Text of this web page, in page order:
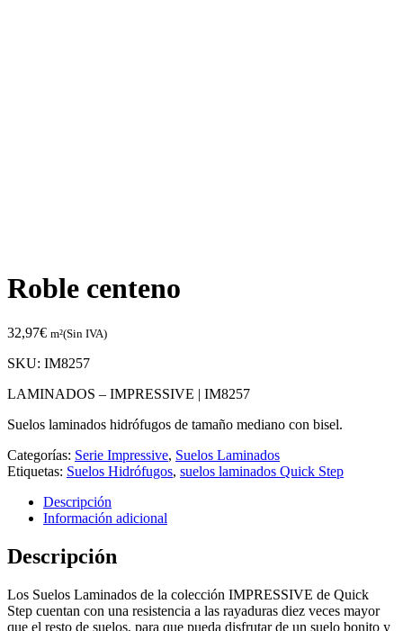
Roble centeno
32,97€ m²(Sin IVA)
SKU: IM8257
LAMINADOS – IMPRESSIVE | IM8257
Suelos laminados hidrófugos de tamaño mediano con bisel.
Categorías: Serie Impressive, Suelos Laminados
Etiquetas: Suelos Hidrófugos, suelos laminados Quick Step
Descripción
Información adicional
Descripción
Los Suelos Laminados de la colección IMPRESSIVE de Quick
Step cuentan con una resistencia a las rayaduras diez veces mayor
que el resto de suelos, para que pueda disfrutar de un suelo bonito y